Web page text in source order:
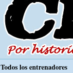
Todos los entrenadores